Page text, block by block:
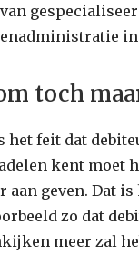
toch
het feit dat
kent moet
aan geven. Dat
zo dat
meer zal